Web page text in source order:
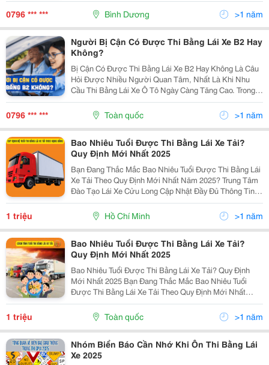
Rõ Loại Xe Bằng C1 Được Phép Điều Khiển, Điều...
0796 *** *** Bình Dương >1 năm
Người Bị Cận Có Được Thi Bằng Lái Xe B2 Hay
Không?
Bị Cận Có Được Thi Bằng Lái Xe B2 Hay Không Là Câu
Hỏi Được Nhiều Người Quan Tâm, Nhất Là Khi Nhu
Cầu Thi Bằng Lái Xe Ô Tô Ngày Càng Tăng Cao. Trong
Bài Viết Này, Đào Tạo Lái Xe Quốc Tế Á Châu Sẽ Giúp
Bạn Giải Đáp Chi Tiết Theo Đúng Quy Định Pháp...
0796 *** *** Toàn quốc >1 năm
Bao Nhiêu Tuổi Được Thi Bằng Lái Xe Tải?
Quy Định Mới Nhất 2025
Bạn Đang Thắc Mắc Bao Nhiêu Tuổi Được Thi Bằng Lái
Xe Tải Theo Quy Định Mới Nhất Năm 2025? Trung Tâm
Đào Tạo Lái Xe Cửu Long Cập Nhật Đầy Đủ Thông Tin
Về Độ Tuổi, Điều Kiện Dự Thi Và Quy Trình Làm Hồ Sơ
Tại Bài Viết Sau Đây. Xem Ngay:...
1 triệu Hồ Chí Minh >1 năm
Bao Nhiêu Tuổi Được Thi Bằng Lái Xe Tải?
Quy Định Mới Nhất 2025
Bao Nhiêu Tuổi Được Thi Bằng Lái Xe Tải? Quy Định
Mới Nhất 2025 Bạn Đang Thắc Mắc Bao Nhiêu Tuổi
Được Thi Bằng Lái Xe Tải Theo Quy Định Mới Nhất
Năm 2025? Trung Tâm Đào Tạo Lái Xe Cửu Long Cập
Nhật Đầy Đủ Thông Tin Về Độ Tuổi, Điều Kiện Dự Thi
1 triệu Toàn quốc >1 năm
Nhóm Biển Báo Cần Nhớ Khi Ôn Thi Bằng Lái
Xe 2025